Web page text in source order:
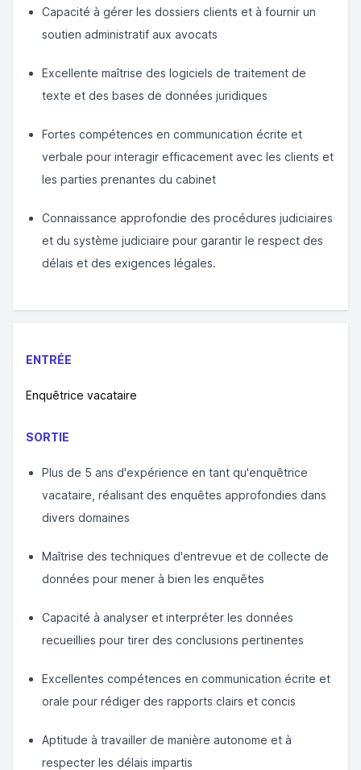
Capacité à gérer les dossiers clients et à fournir un
soutien administratif aux avocats
Excellente maîtrise des logiciels de traitement de
texte et des bases de données juridiques
Fortes compétences en communication écrite et
verbale pour interagir efficacement avec les clients et
les parties prenantes du cabinet
Connaissance approfondie des procédures judiciaires
et du système judiciaire pour garantir le respect des
délais et des exigences légales.
ENTRÉE
Enquêtrice vacataire
SORTIE
Plus de 5 ans d'expérience en tant qu'enquêtrice
vacataire, réalisant des enquêtes approfondies dans
divers domaines
Maîtrise des techniques d'entrevue et de collecte de
données pour mener à bien les enquêtes
Capacité à analyser et interpréter les données
recueillies pour tirer des conclusions pertinentes
Excellentes compétences en communication écrite et
orale pour rédiger des rapports clairs et concis
Aptitude à travailler de manière autonome et à
respecter les délais impartis